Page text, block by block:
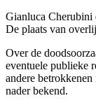
Gianluca Cherubini
De plaats van
Over de
eventuele publieke
andere
nader bekend.